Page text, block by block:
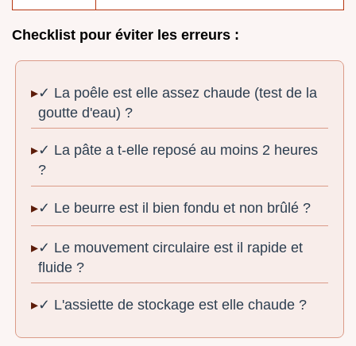
Checklist pour éviter les erreurs :
✓ La poêle est elle assez chaude (test de la
goutte d'eau) ?
✓ La pâte a t-elle reposé au moins 2 heures
?
✓ Le beurre est il bien fondu et non brûlé ?
✓ Le mouvement circulaire est il rapide et
fluide ?
✓ L'assiette de stockage est elle chaude ?